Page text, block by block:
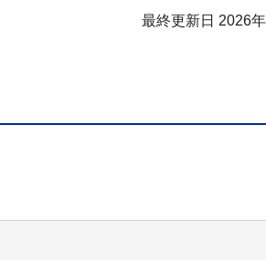
最終更新日 2026